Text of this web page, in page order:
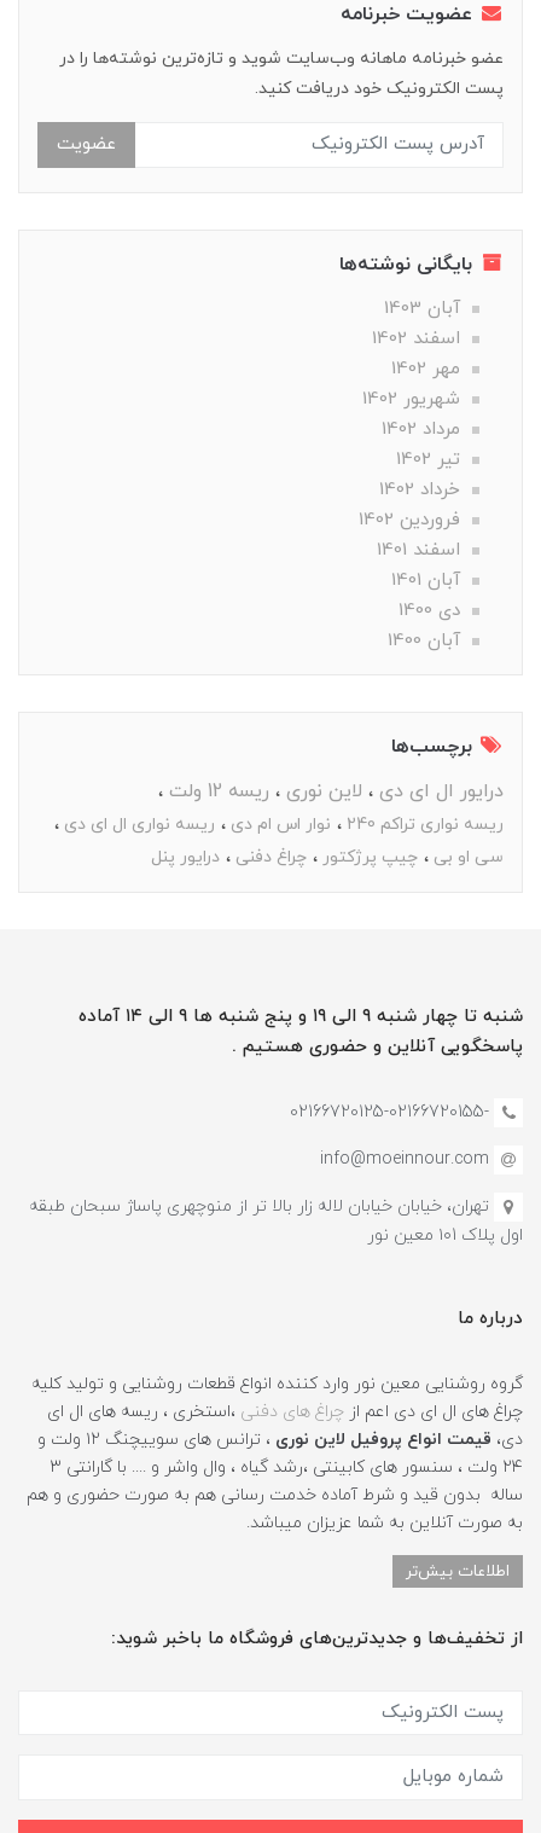
عضویت خبرنامه
عضو خبرنامه ماهانه وب‌سایت شوید و تازه‌ترین نوشته‌ها را در
پست الکترونیک خود دریافت کنید.
عضویت
بایگانی نوشته‌ها
آبان 1403
اسفند 1402
مهر 1402
شهریور 1402
مرداد 1402
تير 1402
خرداد 1402
فروردین 1402
اسفند 1401
آبان 1401
دی 1400
آبان 1400
برچسب‌ها
درایور ال ای دی
لاین نوری ریسه 12 ولت
ریسه نواری تراکم 240 نوار اس ام دی
ریسه نواری ال ای دی
سی او بی
چیپ پرژکتور چراغ دفنی درایور پنل
شنبه تا چهار شنبه ۹ الی ۱۹ و پنج شنبه ها ۹ الی ۱۴ آماده
پاسخگویی آنلاین و حضوری هستیم .
-02166720125-02166720155
info@moeinnour.com
تهران، خیابان خیابان لاله زار بالا تر از منوچهری پاساژ سبحان طبقه
اول پلاک ۱۰1 معین نور
درباره ما
گروه روشنایی معین نور وارد کننده انواع قطعات روشنایی و تولید کلیه
چراغ های ال ای دی اعم از چراغ های دفنی ،استخری ، ریسه های ال ای
دی، قیمت انواع پروفیل لاین نوری
، ترانس های سوییچنگ ۱۲ ولت و
۲۴ ولت ، سنسور های کابینتی ،رشد گیاه ، وال واشر و .... با گارانتی ۳
ساله بدون قید و شرط آماده خدمت رسانی هم به صورت حضوری و هم
به صورت آنلاین به شما عزیزان میباشد.
اطلاعات بیش‌تر
از تخفیف‌ها و جدیدترین‌های فروشگاه ما باخبر شوید: